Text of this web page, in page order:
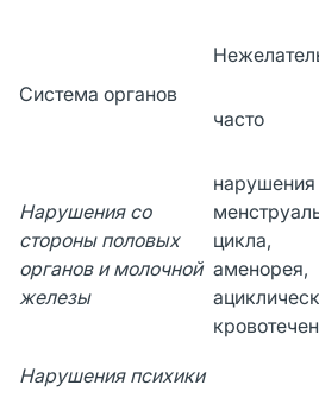
Система органов
часто
Нарушения со
стороны половых
органов и молочной
железы
нарушения
цикла,
аменорея,
Нарушения психики